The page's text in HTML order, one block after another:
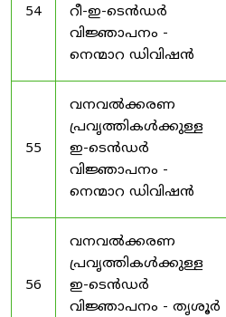
54
റീ-ഇ-ടെൻഡർ
വിജ്ഞാപനം -
നെന്മാറ ഡിവിഷൻ
55
വനവൽക്കരണ
പ്രവൃത്തികൾക്കുള്ള
ഇ-ടെൻഡർ
വിജ്ഞാപനം -
നെന്മാറ ഡിവിഷൻ
56
വനവൽക്കരണ
പ്രവൃത്തികൾക്കുള്ള
ഇ-ടെൻഡർ
വിജ്ഞാപനം - തൃശൂർ